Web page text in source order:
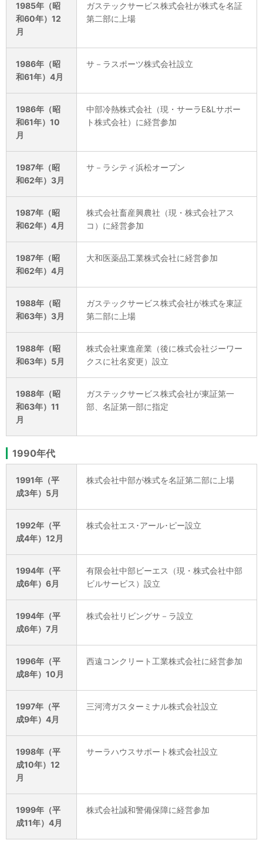
1985年（昭
和60年）12
月
ガステックサービス株式会社が株式を名証
第二部に上場
1986年（昭
和61年）4月
サ－ラスポーツ株式会社設立
1986年（昭
和61年）10
月
中部冷熱株式会社（現・サーラE&Lサポー
ト株式会社）に経営参加
1987年（昭
和62年）3月
サ－ラシティ浜松オープン
1987年（昭
和62年）4月
株式会社畜産興農社（現・株式会社アス
コ）に経営参加
1987年（昭
和62年）4月
大和医薬品工業株式会社に経営参加
1988年（昭
和63年）3月
ガステックサービス株式会社が株式を東証
第二部に上場
1988年（昭
和63年）5月
株式会社東進産業（後に株式会社ジーワー
クスに社名変更）設立
1988年（昭
和63年）11
月
ガステックサービス株式会社が東証第一
部、名証第一部に指定
1990年代
1991年（平
成3年）5月
株式会社中部が株式を名証第二部に上場
1992年（平
成4年）12月
株式会社エス･アール･ピー設立
1994年（平
成6年）6月
有限会社中部ビーエス（現・株式会社中部
ビルサービス）設立
1994年（平
成6年）7月
株式会社リビングサ－ラ設立
1996年（平
成8年）10月
西遠コンクリート工業株式会社に経営参加
1997年（平
成9年）4月
三河湾ガスターミナル株式会社設立
1998年（平
成10年）12
月
サーラハウスサポート株式会社設立
1999年（平
成11年）4月
株式会社誠和警備保障に経営参加